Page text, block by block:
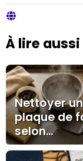
À lire aussi
Nettoyer
plaque de
selon